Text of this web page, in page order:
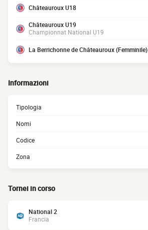
Châteauroux U18
Châteauroux U19
Championnat National U19
La Berrichonne de Châteauroux (Femminile)
Informazioni
Tipologia
Nomi
Codice
Zona
Tornei in corso
National 2
Francia